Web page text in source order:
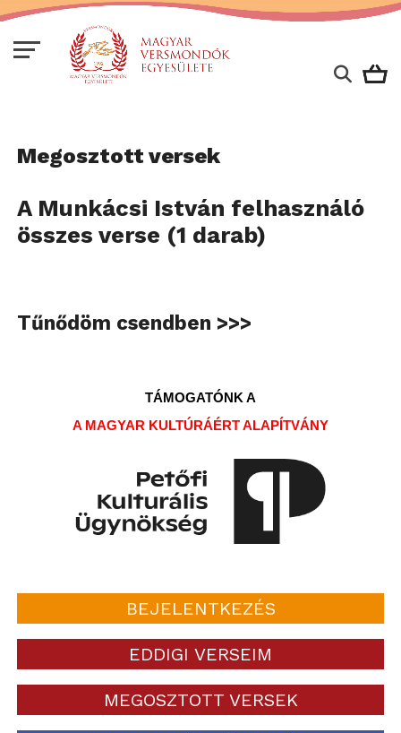
Megosztott versek
A Munkácsi István felhasználó
összes verse (1 darab)
Tűnődöm csendben >>>
TÁMOGATÓNK A
A MAGYAR KULTÚRÁÉRT ALAPÍTVÁNY
BEJELENTKEZÉS
EDDIGI VERSEIM
MEGOSZTOTT VERSEK